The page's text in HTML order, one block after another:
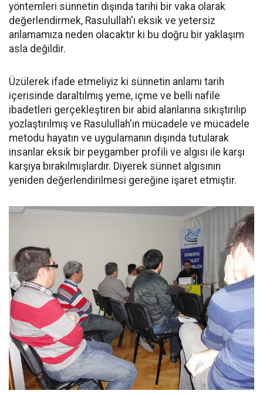
yöntemleri sünnetin dışında tarihi bir vaka olarak
değerlendirmek, Rasulullah'ı eksik ve yetersiz
anlamamıza neden olacaktır ki bu doğru bir yaklaşım
asla değildir.
Üzülerek ifade etmeliyiz ki sünnetin anlamı tarih
içerisinde daraltılmış yeme, içme ve belli nafile
ibadetleri gerçekleştiren bir abid alanlarına sıkıştırılıp
yozlaştırılmış ve Rasulullah'ın mücadele ve mücadele
metodu hayatın ve uygulamanın dışında tutularak
insanlar eksik bir peygamber profili ve algısı ile karşı
karşıya bırakılmışlardır. Diyerek sünnet algısının
yeniden değerlendirilmesi gereğine işaret etmiştir.